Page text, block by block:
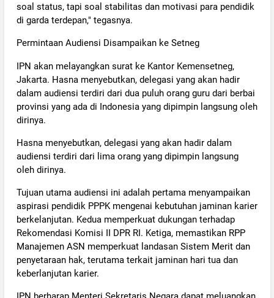
soal status, tapi soal stabilitas dan motivasi para pendidik
di garda terdepan," tegasnya.
Permintaan Audiensi Disampaikan ke Setneg
IPN akan melayangkan surat ke Kantor Kemensetneg,
Jakarta. Hasna menyebutkan, delegasi yang akan hadir
dalam audiensi terdiri dari dua puluh orang guru dari berbai
provinsi yang ada di Indonesia yang dipimpin langsung oleh
dirinya.
Hasna menyebutkan, delegasi yang akan hadir dalam
audiensi terdiri dari lima orang yang dipimpin langsung
oleh dirinya.
Tujuan utama audiensi ini adalah pertama menyampaikan
aspirasi pendidik PPPK mengenai kebutuhan jaminan karier
berkelanjutan. Kedua memperkuat dukungan terhadap
Rekomendasi Komisi II DPR RI. Ketiga, memastikan RPP
Manajemen ASN memperkuat landasan Sistem Merit dan
penyetaraan hak, terutama terkait jaminan hari tua dan
keberlanjutan karier.